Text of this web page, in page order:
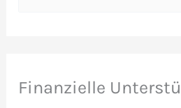
e
Finanzielle